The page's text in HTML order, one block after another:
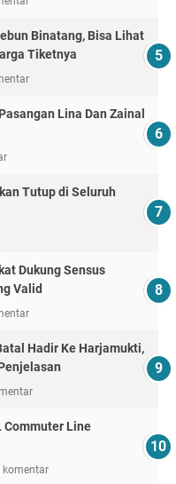
Binatang, Bisa Lihat
Tiketnya
Lina Dan Zainal
Tutup di Seluruh
Dukung Sensus
Valid
Hadir Ke Harjamukti,
Commuter Line
komentar